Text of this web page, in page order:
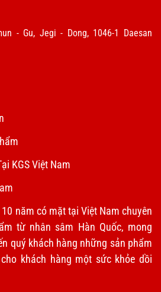
- Gu, Jegi - Dong, 1046-1 Daesan
KGS Việt Nam
năm có mặt tại Việt Nam chuyên
từ nhân sâm Hàn Quốc, mong
quý khách hàng những sản phẩm
khách hàng một sức khỏe dồi